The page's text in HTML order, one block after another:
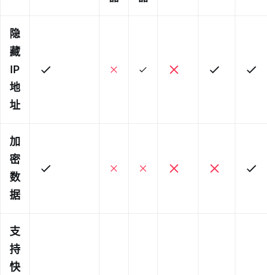
隐
藏
IP
地
址
加
密
数
据
支
持
快